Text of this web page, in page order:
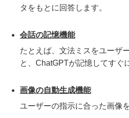
タをもとに回答します。
会話の記憶機能
たとえば、文法ミスをユーザ
と、ChatGPTが記憶してすぐ
画像の自動生成機能
ユーザーの指示に合った画像